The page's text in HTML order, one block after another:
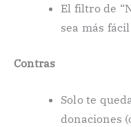
El filtro de
sea más
Contras
Solo te
donaciones